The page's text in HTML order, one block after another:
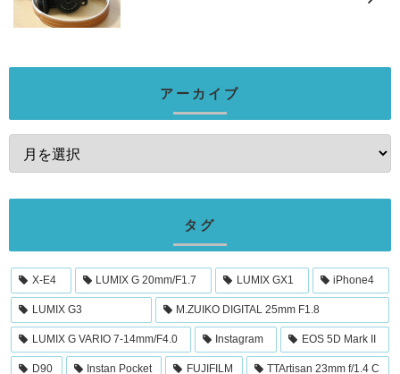
アーカイブ
タグ
X-E4 LUMIX G 20mm/F1.7 LUMIX GX1 iPhone4
LUMIX G3 M.ZUIKO DIGITAL 25mm F1.8
LUMIX G VARIO 7-14mm/F4.0 Instagram EOS 5D Mark II
D90 Instan Pocket FUJIFILM TTArtisan 23mm f/1.4 C